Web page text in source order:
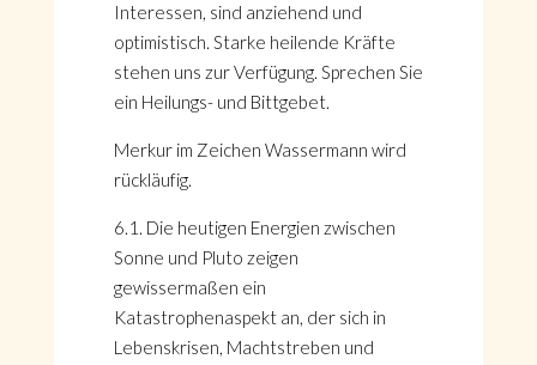
Interessen, sind anziehend und
optimistisch. Starke heilende Kräfte
stehen uns zur Verfügung. Sprechen Sie
ein Heilungs- und Bittgebet.
Merkur im Zeichen Wassermann wird
rückläufig.
6.1. Die heutigen Energien zwischen
Sonne und Pluto zeigen
gewissermaßen ein
Katastrophenaspekt an, der sich in
Lebenskrisen, Machtstreben und